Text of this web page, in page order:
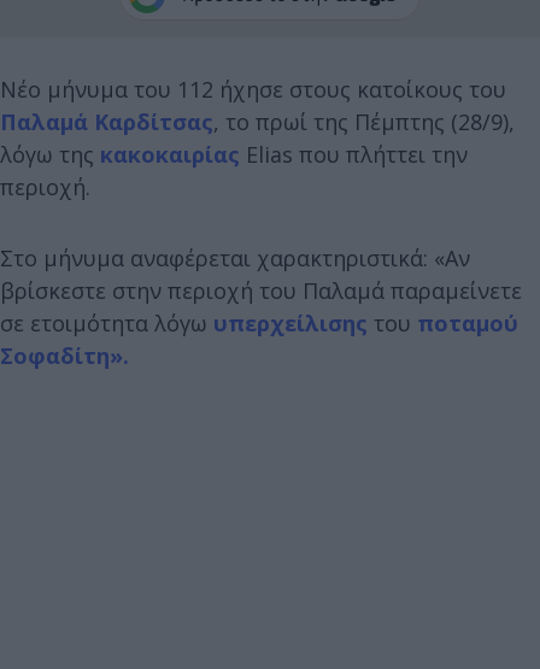
Νέο μήνυμα του 112 ήχησε στους κατοίκους του
Παλαμά Καρδίτσας, το πρωί της Πέμπτης (28/9),
λόγω της κακοκαιρίας Elias που πλήττει την
περιοχή.
Στο μήνυμα αναφέρεται χαρακτηριστικά: «Αν
βρίσκεστε στην περιοχή του Παλαμά παραμείνετε
σε ετοιμότητα λόγω υπερχείλισης του ποταμού
Σοφαδίτη».